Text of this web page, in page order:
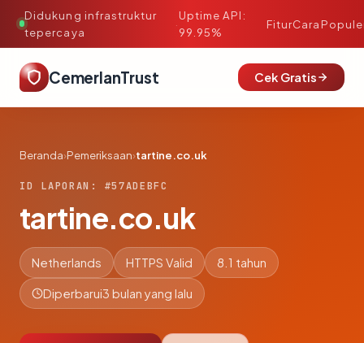
Didukung infrastruktur
tepercaya
·
Uptime API:
99.95%
FiturCara
CemerlanTrust Cek Gratis
Beranda›Pemeriksaan›tartine.co.uk
ID LAPORAN: #57ADEBFC
tartine.co.uk
Netherlands HTTPS Valid 8.1 tahun
Diperbarui3 bulan yang lalu